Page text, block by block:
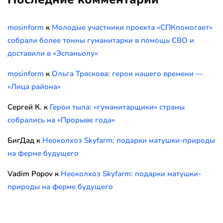
mosinform к Молодые участники проекта «СПКпомогает»
собрали более тонны гуманитарки в помощь СВО и
доставили в «Эспаньолу»
mosinform к Ольга Тряскова: герои нашего времени —
«Лица района»
Сергей К. к Герои тыла: «гуманитарщики» страны
собрались на «Прорыве года»
БигДад к Неоколхоз Skyfarm: подарки матушки-природы
на ферме будущего
Vadim Popov к Неоколхоз Skyfarm: подарки матушки-
природы на ферме будущего